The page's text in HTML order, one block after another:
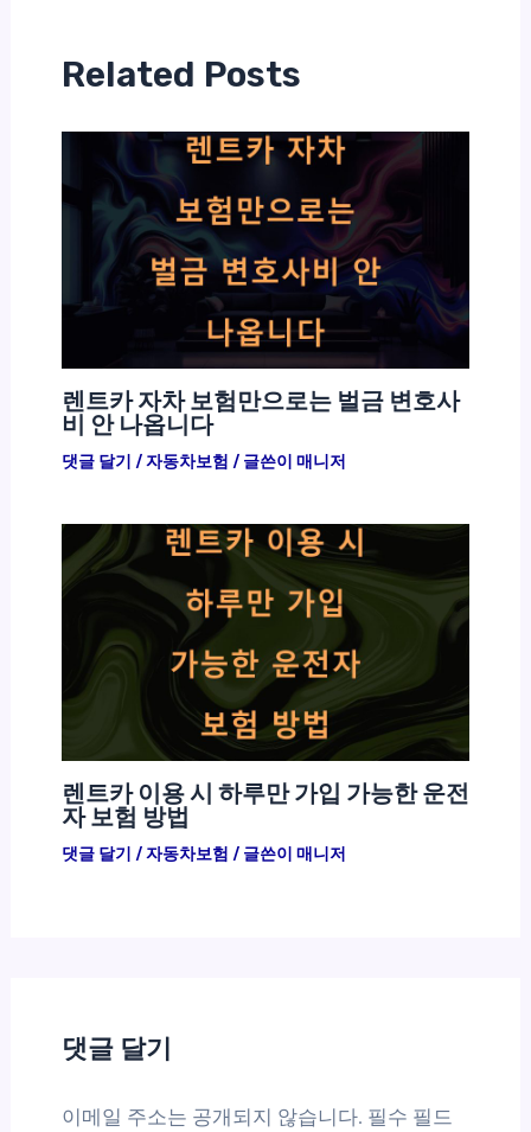
Related Posts
렌트카 자차 보험만으로는 벌금 변호사
비 안 나옵니다
댓글 달기 /자동차보험 / 글쓴이 매니저
렌트카 이용 시 하루만 가입 가능한 운전
자 보험 방법
댓글 달기 /자동차보험 / 글쓴이 매니저
댓글 달기
이메일 주소는 공개되지 않습니다. 필수 필드